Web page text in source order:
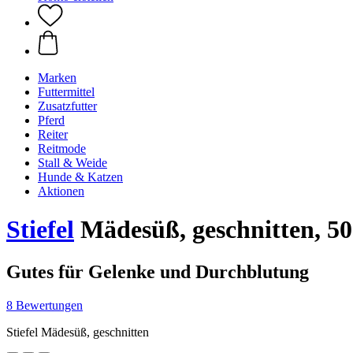
Marken
Futtermittel
Zusatzfutter
Pferd
Reiter
Reitmode
Stall & Weide
Hunde & Katzen
Aktionen
Stiefel Mädesüß, geschnitten,
Gutes für Gelenke und Durchblutung
8 Bewertungen
Stiefel Mädesüß, geschnitten